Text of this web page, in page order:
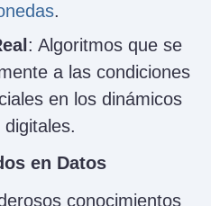
.
: Algoritmos que se
a las condiciones
en los dinámicos
en Datos
conocimientos